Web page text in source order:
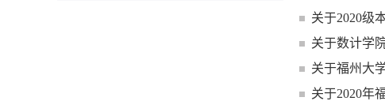
关于2020级
关于数计学
关于福州大
关于2020年